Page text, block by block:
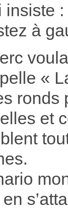
insiste
à
«
ronds
et